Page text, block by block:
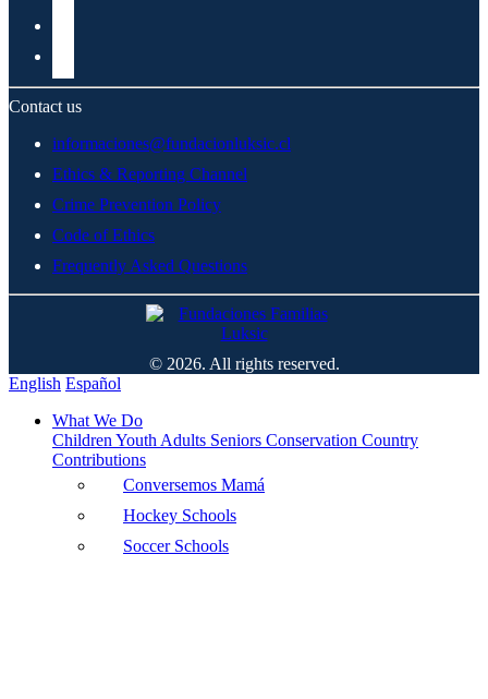
Contact us
informaciones@fundacionluksic.cl
Ethics & Reporting Channel
Crime Prevention Policy
Code of Ethics
Frequently Asked Questions
© 2026. All rights reserved.
English Español
What We Do
Children Youth Adults Seniors Conservation Country
Contributions
Conversemos Mamá
Hockey Schools
Soccer Schools